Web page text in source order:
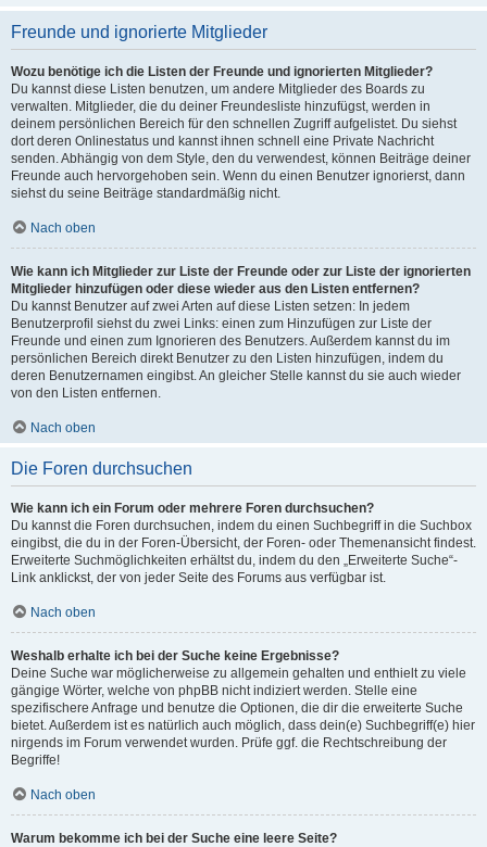
Freunde und ignorierte Mitglieder
Wozu benötige ich die Listen der Freunde und ignorierten Mitglieder?
Du kannst diese Listen benutzen, um andere Mitglieder des Boards zu
verwalten. Mitglieder, die du deiner Freundesliste hinzufügst, werden in
deinem persönlichen Bereich für den schnellen Zugriff aufgelistet. Du siehst
dort deren Onlinestatus und kannst ihnen schnell eine Private Nachricht
senden. Abhängig von dem Style, den du verwendest, können Beiträge deiner
Freunde auch hervorgehoben sein. Wenn du einen Benutzer ignorierst, dann
siehst du seine Beiträge standardmäßig nicht.
Nach oben
Wie kann ich Mitglieder zur Liste der Freunde oder zur Liste der ignorierten
Mitglieder hinzufügen oder diese wieder aus den Listen entfernen?
Du kannst Benutzer auf zwei Arten auf diese Listen setzen: In jedem
Benutzerprofil siehst du zwei Links: einen zum Hinzufügen zur Liste der
Freunde und einen zum Ignorieren des Benutzers. Außerdem kannst du im
persönlichen Bereich direkt Benutzer zu den Listen hinzufügen, indem du
deren Benutzernamen eingibst. An gleicher Stelle kannst du sie auch wieder
von den Listen entfernen.
Nach oben
Die Foren durchsuchen
Wie kann ich ein Forum oder mehrere Foren durchsuchen?
Du kannst die Foren durchsuchen, indem du einen Suchbegriff in die Suchbox
eingibst, die du in der Foren-Übersicht, der Foren- oder Themenansicht findest.
Erweiterte Suchmöglichkeiten erhältst du, indem du den „Erweiterte Suche“-
Link anklickst, der von jeder Seite des Forums aus verfügbar ist.
Nach oben
Weshalb erhalte ich bei der Suche keine Ergebnisse?
Deine Suche war möglicherweise zu allgemein gehalten und enthielt zu viele
gängige Wörter, welche von phpBB nicht indiziert werden. Stelle eine
spezifischere Anfrage und benutze die Optionen, die dir die erweiterte Suche
bietet. Außerdem ist es natürlich auch möglich, dass dein(e) Suchbegriff(e) hier
nirgends im Forum verwendet wurden. Prüfe ggf. die Rechtschreibung der
Begriffe!
Nach oben
Warum bekomme ich bei der Suche eine leere Seite?